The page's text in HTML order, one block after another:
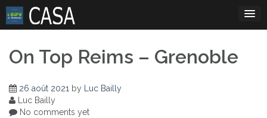
Skip
content
On Top Reims – Grenoble
26 août 2021 by Luc Bailly
Luc Bailly
No comments yet